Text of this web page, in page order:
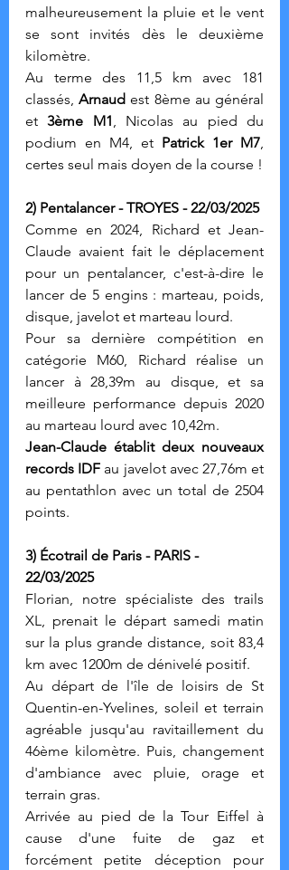
malheureusement la pluie et le vent
se sont invités dès le deuxième
kilomètre.
Au terme des 11,5 km avec 181
classés, Arnaud est 8ème au général
et 3ème M1, Nicolas au pied du
podium en M4, et Patrick 1er M7,
certes seul mais doyen de la course !
2) Pentalancer - TROYES - 22/03/2025
Comme en 2024, Richard et Jean-
Claude avaient fait le déplacement
pour un pentalancer, c'est-à-dire le
lancer de 5 engins : marteau, poids,
disque, javelot et marteau lourd.
Pour sa dernière compétition en
catégorie M60, Richard réalise un
lancer à 28,39m au disque, et sa
meilleure performance depuis 2020
au marteau lourd avec 10,42m.
Jean-Claude établit deux nouveaux
records IDF au javelot avec 27,76m et
au pentathlon avec un total de 2504
points.
3) Écotrail de Paris - PARIS -
22/03/2025
Florian, notre spécialiste des trails
XL, prenait le départ samedi matin
sur la plus grande distance, soit 83,4
km avec 1200m de dénivelé positif.
Au départ de l'île de loisirs de St
Quentin-en-Yvelines, soleil et terrain
agréable jusqu'au ravitaillement du
46ème kilomètre. Puis, changement
d'ambiance avec pluie, orage et
terrain gras.
Arrivée au pied de la Tour Eiffel à
cause d'une fuite de gaz et
forcément petite déception pour